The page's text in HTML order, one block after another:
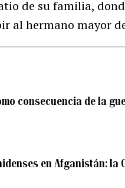
de su familia,
al hermano mayor
consecuencia de la
en Afganistán: la